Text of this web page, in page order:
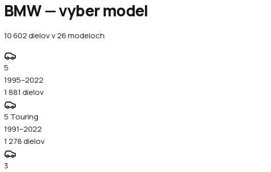
BMW—vyber model
10 602dielov v26modeloch
5
1995–2022
1 881 dielov
5 Touring
1991–2022
1 278dielov
3